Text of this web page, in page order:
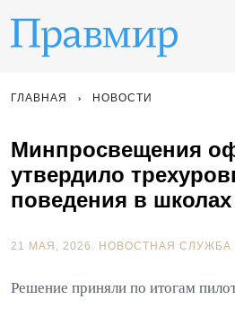
ГЛАВНАЯ НОВОСТИ
Минпросвещения
утвердило
поведения в школах
21 МАЯ, 2026. НОВОСТНАЯ СЛУЖБА
Решение приняли по итогам